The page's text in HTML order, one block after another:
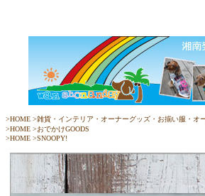
>HOME >雑貨・インテリア・オーナーグッズ・お揃い服・オ
>HOME >おでかけGOODS
>HOME >SNOOPY!